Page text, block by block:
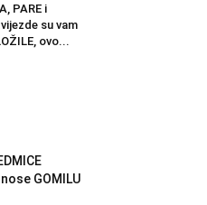
PARE i
su vam
ovo...
GOMILU